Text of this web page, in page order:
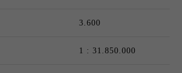
3.600
1 : 31.850.000